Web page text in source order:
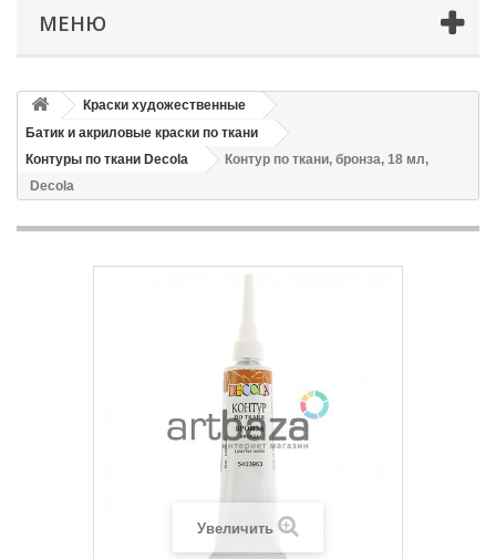
МЕНЮ
Краски художественные
Батик и акриловые краски по ткани
Контуры по ткани Decola
Контур по ткани, бронза, 18 мл,
Decola
Увеличить